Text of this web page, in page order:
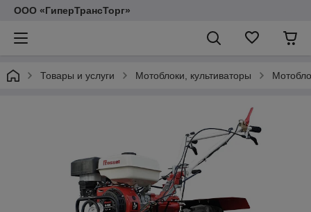
ООО «ГиперТрансТорг»
Товары и услуги Мотоблоки, культиваторы